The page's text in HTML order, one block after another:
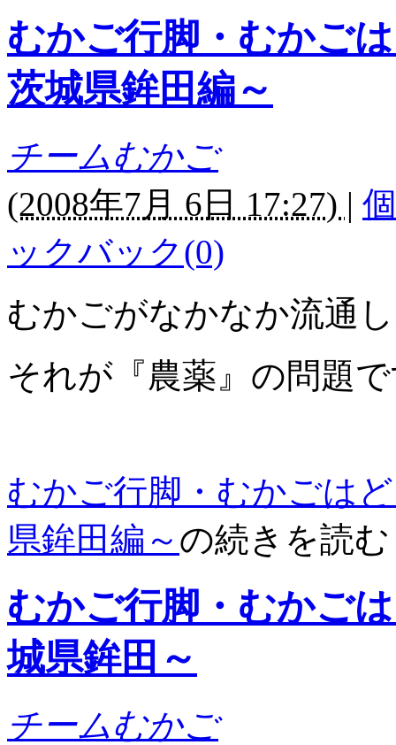
むかご行脚・むかご
茨城県鉾田編～
チームむかご
(2008年7月 6日 17:27) |
ックバック(0)
むかごがなかなか流通
それが『農薬』の問題
むかご行脚・むかごは
県鉾田編～ の続きを読む
むかご行脚・むかご
城県鉾田～
チームむかご